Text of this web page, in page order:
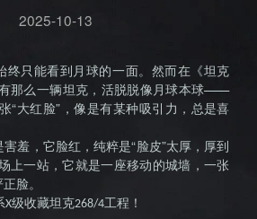
闪
2025-10-13
终只能看到月球的一面。然而在《坦克
那么一辆坦克，活脱脱像月球本球——
“大红脸”，像是有某种吸引力，总是喜
羞，它脸红，纯粹是“脸皮”太厚，厚到
上一站，它就是一座移动的城墙，一张
脸。
X级收藏坦克268/4工程！